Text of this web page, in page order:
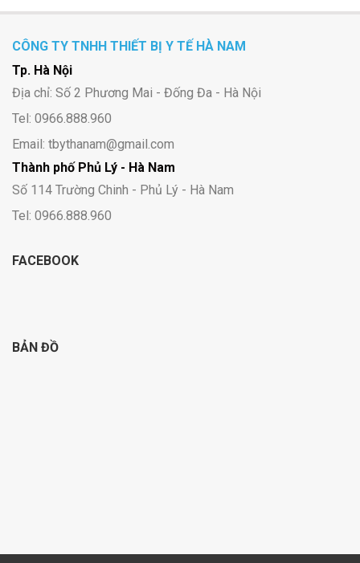
CÔNG TY TNHH THIẾT BỊ Y TẾ HÀ NAM
Tp. Hà Nội
Địa chỉ: Số 2 Phương Mai - Đống Đa - Hà Nội
Tel: 0966.888.960
Email: tbythanam@gmail.com
Thành phố Phủ Lý - Hà Nam
Số 114 Trường Chinh - Phủ Lý - Hà Nam
Tel: 0966.888.960
FACEBOOK
BẢN ĐỒ